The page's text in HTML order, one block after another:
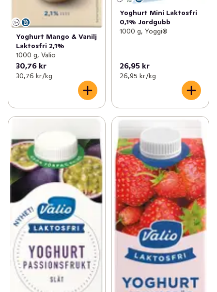
Yoghurt Mango & Vanilj
Laktosfri 2,1%
1000 g, Valio
30,76 kr
30,76 kr /kg
Yoghurt Mini Laktosfri
0,1% Jordgubb
1000 g, Yoggi®
26,95 kr
26,95 kr /kg